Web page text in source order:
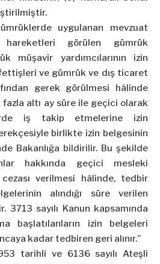
uygulanan mevzuat
hareketleri görülen gümrük
müşavir yardımcılarının izin
ve gümrük ve dış ticaret
gerek görülmesi hâlinde
altı ay süre ile geçici olarak
iş takip etmelerine izin
birlikte izin belgesinin
Bakanlığa bildirilir. Bu şekilde
hakkında geçici mesleki
verilmesi hâlinde, tedbir
alındığı süre verilen
3713 sayılı Kanun kapsamında
başlatılanların izin belgeleri
kadar tedbiren geri alınır.”
tarihli ve 6136 sayılı Ateşli